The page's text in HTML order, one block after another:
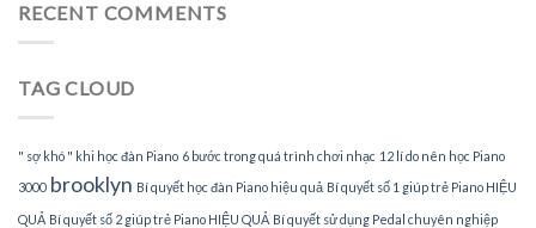
RECENT COMMENTS
TAG CLOUD
" sợ khó " khi học đàn Piano 6 bước trong quá trình chơi nhạc 12 lí do nên học Piano
3000 brooklyn Bí quyết học đàn Piano hiệu quả Bí quyết số 1 giúp trẻ Piano HIỆU
QUẢ Bí quyết số 2 giúp trẻ Piano HIỆU QUẢ Bí quyết sử dụng Pedal chuyên nghiệp